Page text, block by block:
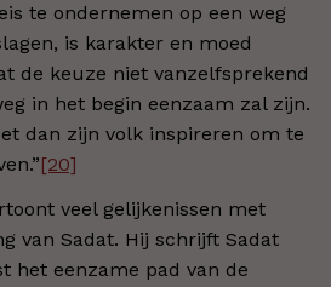
te ondernemen op een weg
is karakter en moed
de keuze niet vanzelfsprekend
in het begin eenzaam zal zijn.
dan zijn volk inspireren om te
[20]
veel gelijkenissen met
van Sadat. Hij schrijft Sadat
het eenzame pad van de